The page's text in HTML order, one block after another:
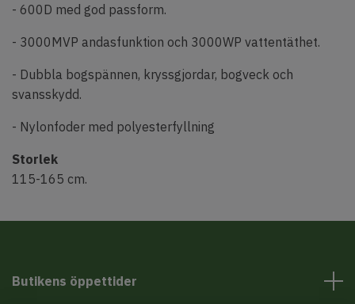
- 600D med god passform.
- 3000MVP andasfunktion och 3000WP vattentäthet.
- Dubbla bogspännen, kryssgjordar, bogveck och
svansskydd.
- Nylonfoder med polyesterfyllning
Storlek
115-165 cm.
Butikens öppettider